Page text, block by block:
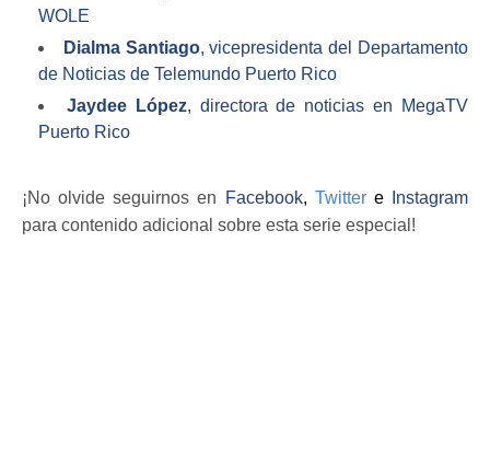
WOLE
Dialma Santiago, vicepresidenta del Departamento
de Noticias de Telemundo Puerto Rico
Jaydee López, directora de noticias en MegaTV
Puerto Rico
¡No olvide seguirnos en Facebook, Twittere
Instagram
para contenido adicional sobre esta serie especial!